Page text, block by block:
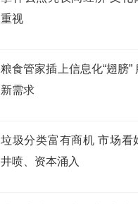
重视
粮食管家插上信息化“翅膀”
新需求
垃圾分类富有商机 市场看
井喷、资本涌入